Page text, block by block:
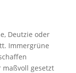
Deutzie oder
Immergrüne
gesetzt